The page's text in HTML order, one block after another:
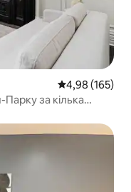
Середня
4,98 (165)
за кілька